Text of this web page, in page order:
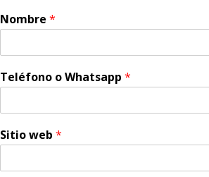
Nombre *
Teléfono o Whatsapp *
Sitio web *